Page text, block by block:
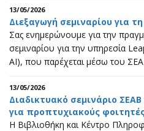
13/05/2026
Διεξαγωγή σεμιναρίου για
Σας ενημερώνουμε για την
σεμιναρίου για την υπηρεσία
AI), που παρέχεται μέσω του
13/05/2026
Διαδικτυακό σεμινάριο
για προπτυχιακούς
Η Βιβλιοθήκη και Κέντρο